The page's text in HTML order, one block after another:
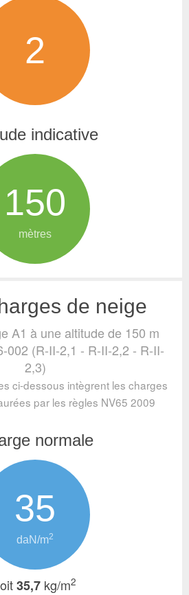
2
indicative
150
mètres
de neige
A1 à une altitude de 150 m
002 (R-II-2,1 - R-II-2,2 - R-II-
2,3)
ci-dessous intègrent les charges
par les règles NV65 2009
normale
35
daN/m2
35,7 kg/m2